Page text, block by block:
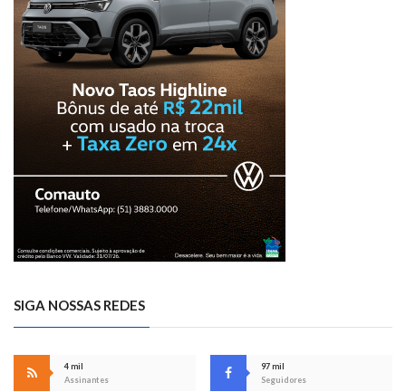
SIGA NOSSAS REDES
4 mil
Assinantes
97 mil
Seguidores